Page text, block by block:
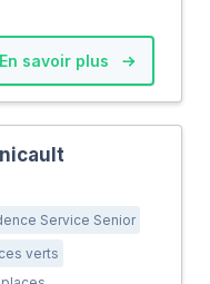
En savoir plus
Service Senior
verts